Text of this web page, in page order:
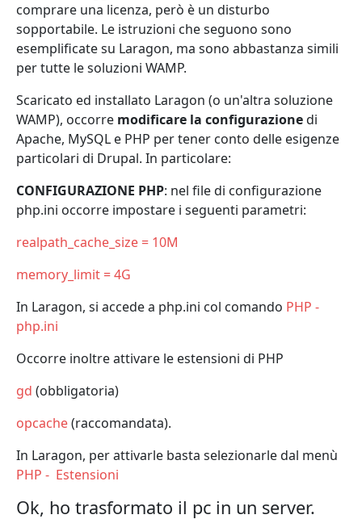
comprare una licenza, però è un disturbo
sopportabile. Le istruzioni che seguono sono
esemplificate su Laragon, ma sono abbastanza simili
per tutte le soluzioni WAMP.
Scaricato ed installato Laragon (o un'altra soluzione
WAMP), occorre modificare la configurazionedi
Apache, MySQL e PHP per tener conto delle esigenze
particolari di Drupal. In particolare:
CONFIGURAZIONE PHP: nel file di configurazione
php.ini occorre impostare i seguenti parametri:
realpath_cache_size = 10M
memory_limit = 4G
In Laragon, si accede a php.ini col comando PHP -
php.ini
Occorre inoltre attivare le estensioni di PHP
gd (obbligatoria)
opcache(raccomandata).
In Laragon, per attivarle basta selezionarle dal menù
PHP - Estensioni
Ok, ho trasformato il pc in un server.